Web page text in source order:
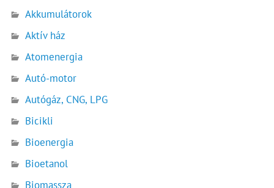
Akkumulátorok
Aktív ház
Atomenergia
Autó-motor
Autógáz, CNG, LPG
Bicikli
Bioenergia
Bioetanol
Biomassza